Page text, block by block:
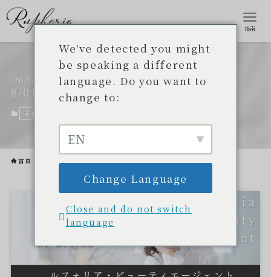
指南
關於陸福雅美容代理商
2026
8/01
其他。
首頁
We've detected you might
be speaking a different
language. Do you want to
change to:
EN
Change Language
Close and do not switch
language